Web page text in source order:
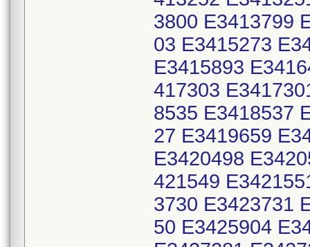
3800 E3413799
03 E3415273
E3415893
417303
8535 E3418537
27 E3419659
E3420498
421549
3730 E3423731
50 E3425904